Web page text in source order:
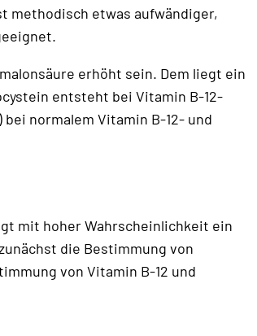
methodisch etwas aufwändiger,
erhöht sein. Dem liegt ein
entsteht bei Vitamin B-12-
normalem Vitamin B-12- und
mit hoher Wahrscheinlichkeit ein
die Bestimmung von
von Vitamin B-12 und